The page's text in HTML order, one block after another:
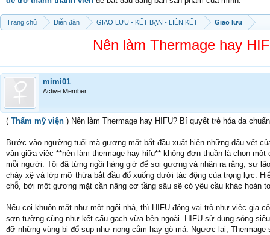
Trang chủ Diễn đàn GIAO LƯU - KẾT BẠN - LIÊN KẾT Giao lưu
Nên làm Thermage hay
mimi01
Active Member
( Thẩm mỹ viện ) Nên làm Thermage hay HIFU? Bí quyết trẻ hóa da
Bước vào ngưỡng tuổi mà gương mặt bắt đầu xuất hiện những dấu vết
vân giữa việc **nên làm thermage hay hifu** không đơn thuần là chọn
mỗi người. Tôi đã từng ngồi hàng giờ để soi gương và nhận ra rằng, sự
chảy xệ và lớp mỡ thừa bắt đầu đổ xuống dưới tác động của trọng lực.
chỗ, bởi một gương mặt cần nâng cơ tầng sâu sẽ có yêu cầu khác hoàn
Nếu coi khuôn mặt như một ngôi nhà, thì HIFU đóng vai trò như việc gia
sơn tường cũng như kết cấu gạch vữa bên ngoài. HIFU sử dụng sóng
đỡ những vùng bị đổ sụp như nọng cằm hay gò má. Ngược lại,